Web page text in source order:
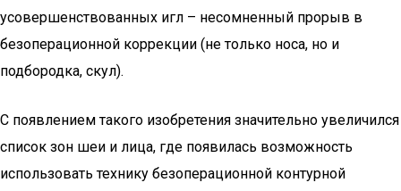
усовершенствованных игл – несомненный прорыв в
безоперационной коррекции (не только носа, но и
подбородка, скул).
С появлением такого изобретения значительно увеличился
список зон шеи и лица, где появилась возможность
использовать технику безоперационной контурной